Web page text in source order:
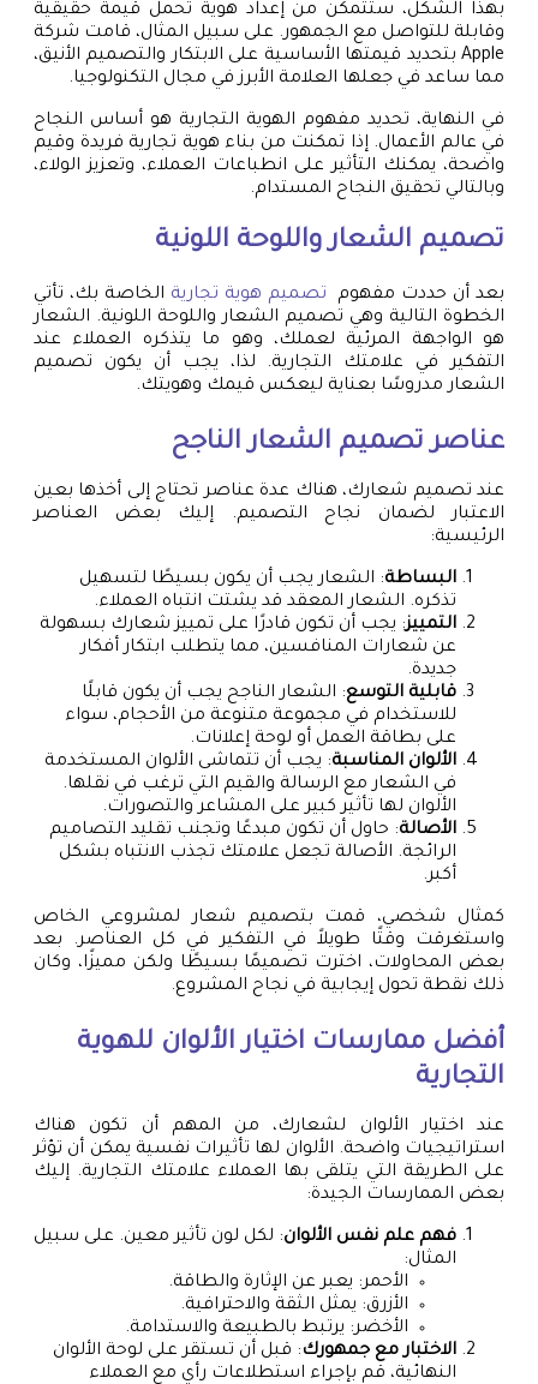
بهذا الشكل، ستتمكن من إعداد هوية تحمل قيمة حقيقية
وقابلة للتواصل مع الجمهور. على سبيل المثال، قامت شركة
Apple بتحديد قيمتها الأساسية على الابتكار والتصميم الأنيق،
مما ساعد في جعلها العلامة الأبرز في مجال التكنولوجيا.
في النهاية، تحديد مفهوم الهوية التجارية هو أساس النجاح
في عالم الأعمال. إذا تمكنت من بناء هوية تجارية فريدة وقيم
واضحة، يمكنك التأثير على انطباعات العملاء، وتعزيز الولاء،
وبالتالي تحقيق النجاح المستدام.
تصميم الشعار واللوحة اللونية
بعد أن حددت مفهوم تصميم هوية تجارية الخاصة بك، تأتي
الخطوة التالية وهي تصميم الشعار واللوحة اللونية. الشعار
هو الواجهة المرئية لعملك، وهو ما يتذكره العملاء عند
التفكير في علامتك التجارية. لذا، يجب أن يكون تصميم
الشعار مدروسًا بعناية ليعكس قيمك وهويتك.
عناصر تصميم الشعار الناجح
عند تصميم شعارك، هناك عدة عناصر تحتاج إلى أخذها بعين
الاعتبار لضمان نجاح التصميم. إليك بعض العناصر
الرئيسية:
البساطة: الشعار يجب أن يكون بسيطًا لتسهيل
تذكره. الشعار المعقد قد يشتت انتباه العملاء.
التمييز: يجب أن تكون قادرًا على تمييز شعارك بسهولة
عن شعارات المنافسين، مما يتطلب ابتكار أفكار
جديدة.
قابلية التوسع: الشعار الناجح يجب أن يكون قابلًا
للاستخدام في مجموعة متنوعة من الأحجام، سواء
على بطاقة العمل أو لوحة إعلانات.
الألوان المناسبة: يجب أن تتماشى الألوان المستخدمة
في الشعار مع الرسالة والقيم التي ترغب في نقلها.
الألوان لها تأثير كبير على المشاعر والتصورات.
الأصالة: حاول أن تكون مبدعًا وتجنب تقليد التصاميم
الرائجة. الأصالة تجعل علامتك تجذب الانتباه بشكل
أكبر.
كمثال شخصي، قمت بتصميم شعار لمشروعي الخاص
واستغرقت وقتًا طويلاً في التفكير في كل العناصر. بعد
بعض المحاولات، اخترت تصميمًا بسيطًا ولكن مميزًا، وكان
ذلك نقطة تحول إيجابية في نجاح المشروع.
أفضل ممارسات اختيار الألوان للهوية
التجارية
عند اختيار الألوان لشعارك، من المهم أن تكون هناك
استراتيجيات واضحة. الألوان لها تأثيرات نفسية يمكن أن تؤثر
على الطريقة التي يتلقى بها العملاء علامتك التجارية. إليك
بعض الممارسات الجيدة:
فهم علم نفس الألوان: لكل لون تأثير معين. على سبيل
المثال:
الأحمر: يعبر عن الإثارة والطاقة.
الأزرق: يمثل الثقة والاحترافية.
الأخضر: يرتبط بالطبيعة والاستدامة.
الاختبار مع جمهورك: قبل أن تستقر على لوحة الألوان
النهائية، قم بإجراء استطلاعات رأي مع العملاء